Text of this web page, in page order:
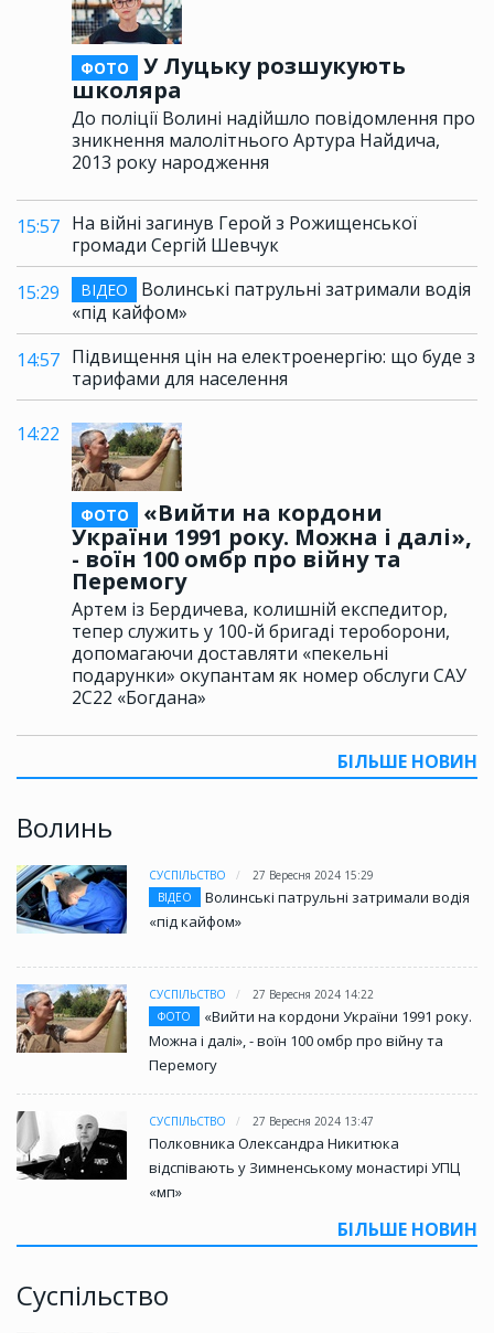
ФОТО
У Луцьку розшукують
школяра
До поліції Волині надійшло повідомлення про
зникнення малолітнього Артура Найдича,
2013 року народження
15:57 На війні загинув Герой з Рожищенської
громади Сергій Шевчук
15:29
ВІДЕО
Волинські патрульні затримали водія
«під кайфом»
14:57 Підвищення цін на електроенергію: що буде з
тарифами для населення
14:22
ФОТО
«Вийти на кордони
України 1991 року. Можна і далі»,
- воїн 100 омбр про війну та
Перемогу
Артем із Бердичева, колишній експедитор,
тепер служить у 100-й бригаді тероборони,
допомагаючи доставляти «пекельні
подарунки» окупантам як номер обслуги САУ
2С22 «Богдана»
БІЛЬШЕ НОВИН
Волинь
СУСПІЛЬСТВО
27 Вересня 2024 15:29
ВІДЕО
Волинські патрульні затримали водія
«під кайфом»
СУСПІЛЬСТВО
27 Вересня 2024 14:22
ФОТО
«Вийти на кордони України 1991 року.
Можна і далі», - воїн 100 омбр про війну та
Перемогу
СУСПІЛЬСТВО 27 Вересня 2024 13:47
Полковника Олександра Никитюка
відспівають у Зимненському монастирі УПЦ
«мп»
БІЛЬШЕ НОВИН
Суспільство